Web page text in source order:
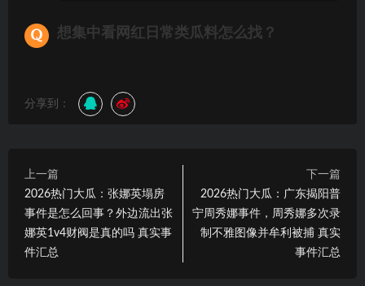
想集中看网红日常类瓜料怎么找？
分享到：
上一篇
2026热门大瓜：张娜英塌房
事件是怎么回事？外边流出张
娜英1v4财阀是真的吗 真实事
件汇总
下一篇
2026热门大瓜：广东揭阳普
宁周秀娜事件，周秀娜多次录
制不雅图像并牟利被捕 真实
事件汇总